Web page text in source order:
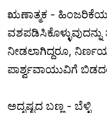
ಋಣಾತ್ಮಕ -
ನೀಡಲಾಗಿದ್ದರೂ,
ಪಾರ್ಶ್ವವಾಯುವಿಗೆ
ಅದೃಷ್ಟದ ಬಣ್ಣ - ಬೆಳ್ಳಿ